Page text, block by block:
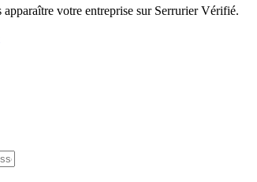
apparaître votre entreprise sur Serrurier Vérifié.